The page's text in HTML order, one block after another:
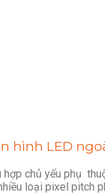
hình LED
chủ yếu phụ
loại pixel pitch